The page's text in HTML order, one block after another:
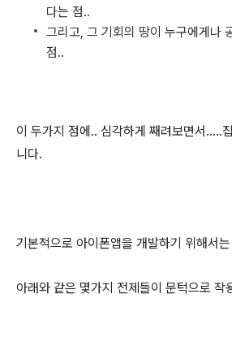
다는 점..
그리고, 그 기회의 땅이 누구에게나
점..
이 두가지 점에.. 심각하게 째려보면서.....
니다.
기본적으로 아이폰앱을 개발하기 위해서는
아래와 같은 몇가지 전제들이 문턱으로 작